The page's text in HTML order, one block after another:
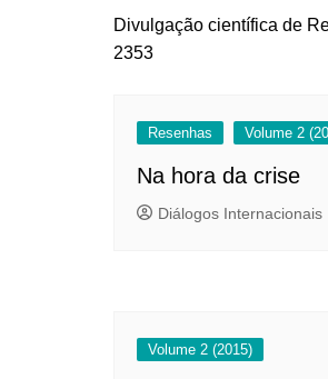
Divulgação científica de
2353
Resenhas Volume 2
Na hora da crise
Diálogos Internacionais
Volume 2 (2015)